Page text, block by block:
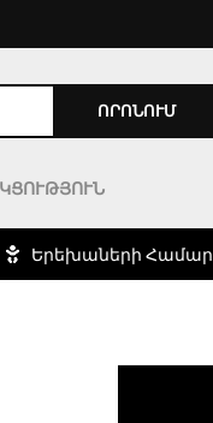
ՈՐՈՆՈՒՄ
Երեխաների Համար